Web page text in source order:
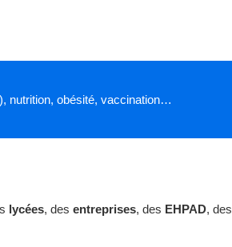
nutrition, obésité, vaccination…
lycées, des entreprises, des EHPAD, des